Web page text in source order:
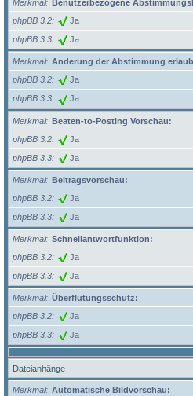
Merkmal
Benutzerbezogene
phpBB 3.2
Ja
phpBB 3.3 Ja
Merkmal
Änderung der Abstimmung
phpBB 3.2
Ja
phpBB 3.3 Ja
Merkmal
Beaten-to-Posting Vorschau:
phpBB 3.2
Ja
phpBB 3.3 Ja
Merkmal
Beitragsvorschau:
phpBB 3.2
Ja
phpBB 3.3 Ja
Merkmal
Schnellantwortfunktion:
phpBB 3.2
Ja
phpBB 3.3 Ja
Merkmal
Überflutungsschutz:
phpBB 3.2
Ja
phpBB 3.3 Ja
Dateianhänge
Merkmal
Automatische Bildvorschau: